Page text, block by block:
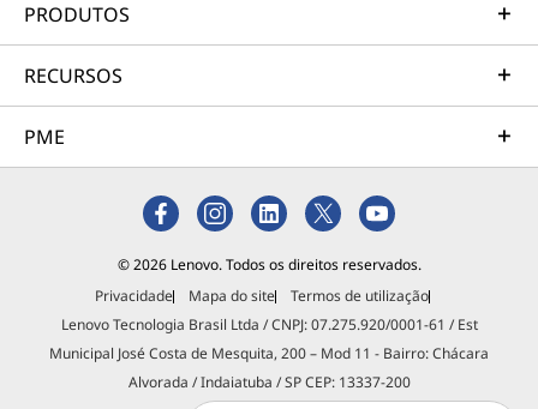
PRODUTOS
RECURSOS
PME
© 2026 Lenovo. Todos os direitos reservados.
Privacidade
Mapa do site
Termos de utilização
Lenovo Tecnologia Brasil Ltda / CNPJ: 07.275.920/0001-61 / Est
Municipal José Costa de Mesquita, 200 – Mod 11 - Bairro: Chácara
Alvorada / Indaiatuba / SP CEP: 13337-200